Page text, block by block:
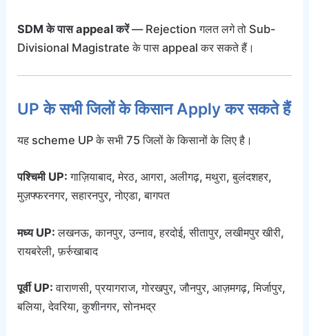
SDM के पास appeal करें— Rejection गलत लगे तो Sub-
Divisional Magistrate के पास appeal कर सकते हैं।
UP के सभी जिलों के किसान Apply कर सकते हैं
यह scheme UP के सभी 75 जिलों के किसानों के लिए है।
पश्चिमी UP: गाज़ियाबाद, मेरठ, आगरा, अलीगढ़, मथुरा, बुलंदशहर,
मुज़फ्फरनगर, सहारनपुर, नोएडा, बागपत
मध्य UP: लखनऊ, कानपुर, उन्नाव, हरदोई, सीतापुर, लखीमपुर खीरी,
रायबरेली, फ़र्रुखाबाद
पूर्वी UP: वाराणसी, प्रयागराज, गोरखपुर, जौनपुर, आज़मगढ़, मिर्जापुर,
बलिया, देवरिया, कुशीनगर, सोनभद्र